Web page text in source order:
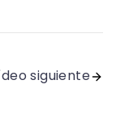
siguiente